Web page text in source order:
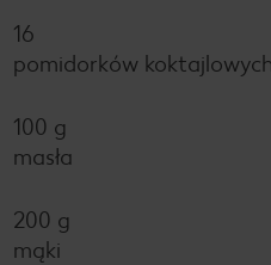
16
pomidorków koktajlowych
100 g
masła
200 g
mąki